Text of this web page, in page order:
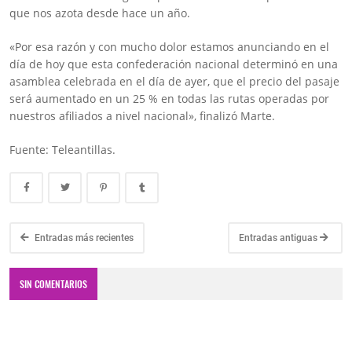
que nos azota desde hace un año.
«Por esa razón y con mucho dolor estamos anunciando en el
día de hoy que esta confederación nacional determinó en una
asamblea celebrada en el día de ayer, que el precio del pasaje
será aumentado en un 25 % en todas las rutas operadas por
nuestros afiliados a nivel nacional», finalizó Marte.
Fuente: Teleantillas.
Entradas más recientes Entradas antiguas
SIN COMENTARIOS